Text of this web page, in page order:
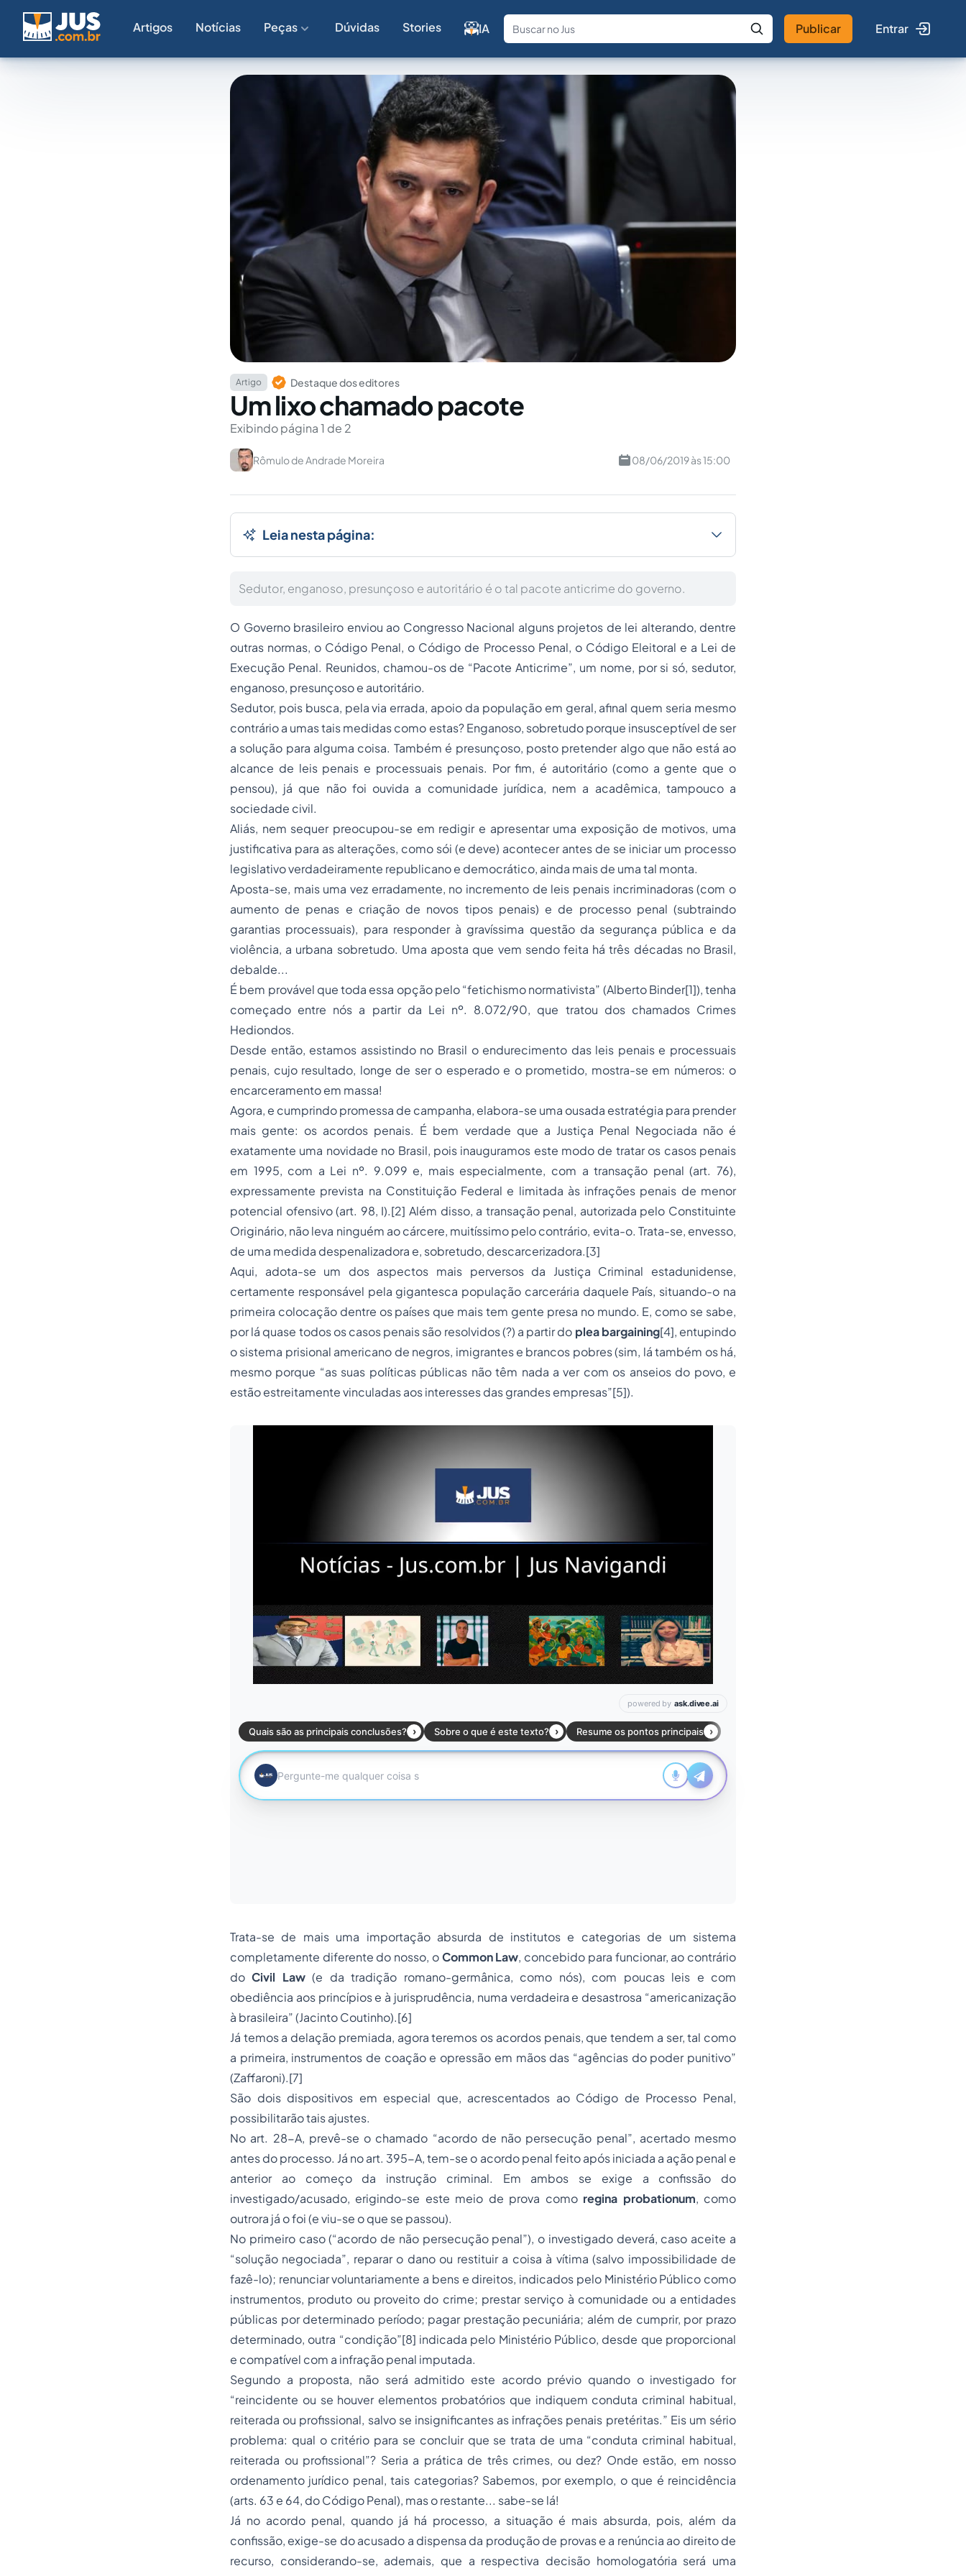
Artigos Notícias Peças Dúvidas Stories IA
Fale com a IA Buscar no Jus
Publicar Entrar
Artigo Destaque dos editores
Um lixo chamado pacote
Exibindo página 1 de 2
Rômulo de Andrade Moreira 08/06/2019 às 15:00
Leia nesta página:
Sedutor, enganoso, presunçoso e autoritário é o tal pacote anticrime do governo.
O Governo brasileiro enviou ao Congresso Nacional alguns projetos de lei alterando, dentre
outras normas, o Código Penal, o Código de Processo Penal, o Código Eleitoral e a Lei de
Execução Penal. Reunidos, chamou-os de “Pacote Anticrime”, um nome, por si só, sedutor,
enganoso, presunçoso e autoritário.
Sedutor, pois busca, pela via errada, apoio da população em geral, afinal quem seria mesmo
contrário a umas tais medidas como estas? Enganoso, sobretudo porque insusceptível de ser
a solução para alguma coisa. Também é presunçoso, posto pretender algo que não está ao
alcance de leis penais e processuais penais. Por fim, é autoritário (como a gente que o
pensou), já que não foi ouvida a comunidade jurídica, nem a acadêmica, tampouco a
sociedade civil.
Aliás, nem sequer preocupou-se em redigir e apresentar uma exposição de motivos, uma
justificativa para as alterações, como sói (e deve) acontecer antes de se iniciar um processo
legislativo verdadeiramente republicano e democrático, ainda mais de uma tal monta.
Aposta-se, mais uma vez erradamente, no incremento de leis penais incriminadoras (com o
aumento de penas e criação de novos tipos penais) e de processo penal (subtraindo
garantias processuais), para responder à gravíssima questão da segurança pública e da
violência, a urbana sobretudo. Uma aposta que vem sendo feita há três décadas no Brasil,
debalde...
É bem provável que toda essa opção pelo “fetichismo normativista” (Alberto Binder[1]), tenha
começado entre nós a partir da Lei nº. 8.072/90, que tratou dos chamados Crimes
Hediondos.
Desde então, estamos assistindo no Brasil o endurecimento das leis penais e processuais
penais, cujo resultado, longe de ser o esperado e o prometido, mostra-se em números: o
encarceramento em massa!
Agora, e cumprindo promessa de campanha, elabora-se uma ousada estratégia para prender
mais gente: os acordos penais. É bem verdade que a Justiça Penal Negociada não é
exatamente uma novidade no Brasil, pois inauguramos este modo de tratar os casos penais
em 1995, com a Lei nº. 9.099 e, mais especialmente, com a transação penal (art. 76),
expressamente prevista na Constituição Federal e limitada às infrações penais de menor
potencial ofensivo (art. 98, I).[2] Além disso, a transação penal, autorizada pelo Constituinte
Originário, não leva ninguém ao cárcere, muitíssimo pelo contrário, evita-o. Trata-se, envesso,
de uma medida despenalizadora e, sobretudo, descarcerizadora.[3]
Aqui, adota-se um dos aspectos mais perversos da Justiça Criminal estadunidense,
certamente responsável pela gigantesca população carcerária daquele País, situando-o na
primeira colocação dentre os países que mais tem gente presa no mundo. E, como se sabe,
por lá quase todos os casos penais são resolvidos (?) a partir do plea bargaining[4], entupindo
o sistema prisional americano de negros, imigrantes e brancos pobres (sim, lá também os há,
mesmo porque “as suas políticas públicas não têm nada a ver com os anseios do povo, e
estão estreitamente vinculadas aos interesses das grandes empresas”[5]).
Trata-se de mais uma importação absurda de institutos e categorias de um sistema
completamente diferente do nosso, oCommon Law, concebido para funcionar, ao contrário
doCivil Law(e da tradição romano-germânica, como nós), com poucas leis e com
obediência aos princípios e à jurisprudência, numa verdadeira e desastrosa “americanização
à brasileira” (Jacinto Coutinho).[6]
Já temos a delação premiada, agora teremos os acordos penais, que tendem a ser, tal como
a primeira, instrumentos de coação e opressão em mãos das “agências do poder punitivo”
(Zaffaroni).[7]
São dois dispositivos em especial que, acrescentados ao Código de Processo Penal,
possibilitarão tais ajustes.
No art. 28-A, prevê-se o chamado “acordo de não persecução penal”, acertado mesmo
antes do processo. Já no art. 395-A, tem-se o acordo penal feito após iniciada a ação penal e
anterior ao começo da instrução criminal. Em ambos se exige a confissão do
investigado/acusado, erigindo-se este meio de prova como regina probationum, como
outrora já o foi (e viu-se o que se passou).
No primeiro caso (“acordo de não persecução penal”), o investigado deverá, caso aceite a
“solução negociada”, reparar o dano ou restituir a coisa à vítima (salvo impossibilidade de
fazê-lo); renunciar voluntariamente a bens e direitos, indicados pelo Ministério Público como
instrumentos, produto ou proveito do crime; prestar serviço à comunidade ou a entidades
públicas por determinado período; pagar prestação pecuniária; além de cumprir, por prazo
determinado, outra “condição”[8] indicada pelo Ministério Público, desde que proporcional
e compatível com a infração penal imputada.
Segundo a proposta, não será admitido este acordo prévio quando o investigado for
“reincidente ou se houver elementos probatórios que indiquem conduta criminal habitual,
reiterada ou profissional, salvo se insignificantes as infrações penais pretéritas.” Eis um sério
problema: qual o critério para se concluir que se trata de uma “conduta criminal habitual,
reiterada ou profissional”? Seria a prática de três crimes, ou dez? Onde estão, em nosso
ordenamento jurídico penal, tais categorias? Sabemos, por exemplo, o que é reincidência
(arts. 63 e 64, do Código Penal), mas o restante... sabe-se lá!
Já no acordo penal, quando já há processo, a situação é mais absurda, pois, além da
confissão, exige-se do acusado a dispensa da produção de provas e a renúncia ao direito de
recurso, considerando-se, ademais, que a respectiva decisão homologatória será uma